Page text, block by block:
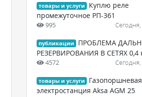
товары и услуги
Куплю реле
промежуточное РП-361
995
публикации
ПРОБЛЕМА
РЕЗЕРВИРОВАНИЯ В СЕТЯХ 0,4
4572
товары и услуги
Газопоршневая
электростанция Aksa AGM 25